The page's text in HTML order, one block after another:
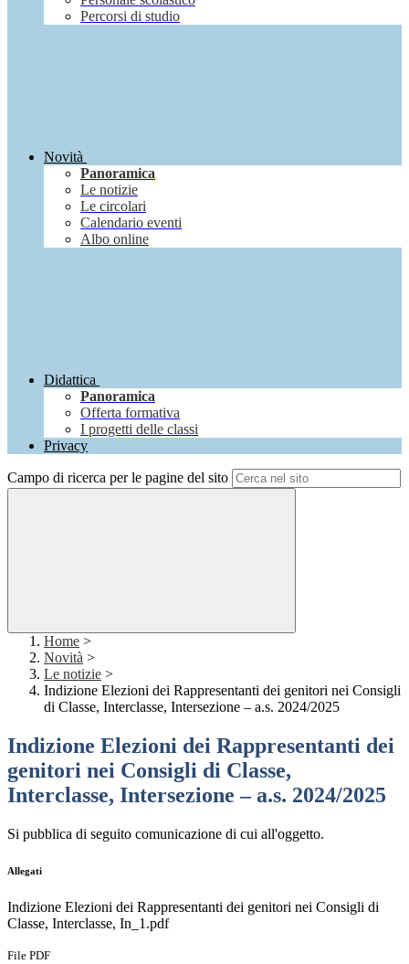
Percorsi di studio
Novità
Panoramica
Le notizie
Le circolari
Calendario eventi
Albo online
Didattica
Panoramica
Offerta formativa
I progetti delle classi
Privacy
Campo di ricerca per le pagine del sito
Home >
Novità >
Le notizie >
Indizione Elezioni dei Rappresentanti dei genitori nei Consigli
di Classe, Interclasse, Intersezione – a.s. 2024/2025
Indizione Elezioni dei Rappresentanti dei
genitori nei Consigli di Classe,
Interclasse, Intersezione – a.s. 2024/2025
Si pubblica di seguito comunicazione di cui all'oggetto.
Allegati
Indizione Elezioni dei Rappresentanti dei genitori nei Consigli di
Classe, Interclasse, In_1.pdf
File PDF